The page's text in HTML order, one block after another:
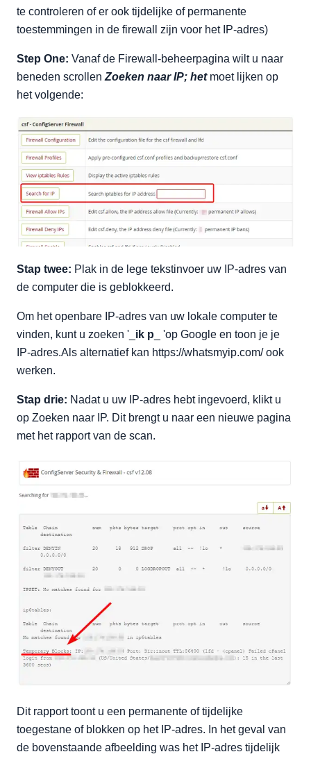
te controleren of er ook tijdelijke of permanente
toestemmingen in de firewall zijn voor het IP-adres)
Step One: Vanaf de Firewall-beheerpagina wilt u naar
beneden scrollen Zoeken naar IP; hetmoet lijken op
het volgende:
Stap twee: Plak in de lege tekstinvoer uw IP-adres van
de computer die is geblokkeerd.
Om het openbare IP-adres van uw lokale computer te
vinden, kunt u zoeken '_ ik p _ 'op Google en toon je je
IP-adres.Als alternatief kan https://whatsmyip.com/ ook
werken.
Stap drie: Nadat u uw IP-adres hebt ingevoerd, klikt u
op Zoeken naar IP. Dit brengt u naar een nieuwe pagina
met het rapport van de scan.
Dit rapport toont u een permanente of tijdelijke
toegestane of blokken op het IP-adres. In het geval van
de bovenstaande afbeelding was het IP-adres tijdelijk